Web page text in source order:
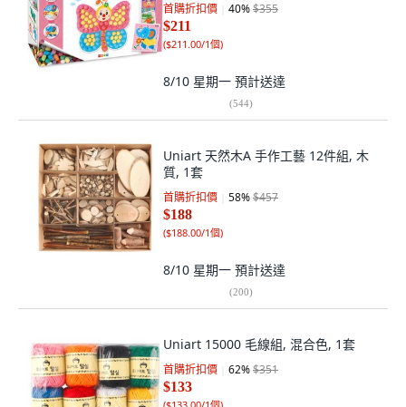
首購折扣價 40%$355
$211
($211.00/1個)
8/10 星期一 預計送達
(544)
Uniart 天然木A 手作工藝 12件組, 木
質, 1套
首購折扣價 58%$457
$188
($188.00/1個)
8/10 星期一 預計送達
(200)
Uniart 15000 毛線組, 混合色, 1套
首購折扣價 62%$351
$133